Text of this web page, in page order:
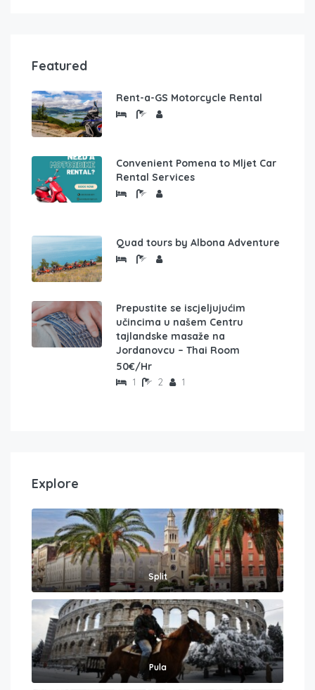
Featured
Rent-a-GS Motorcycle Rental
Convenient Pomena to Mljet Car
Rental Services
Quad tours by Albona Adventure
Prepustite se iscjeljujućim
učincima u našem Centru
tajlandske masaže na
Jordanovcu – Thai Room
50€/Hr
1 2 1
Explore
Split
Pula